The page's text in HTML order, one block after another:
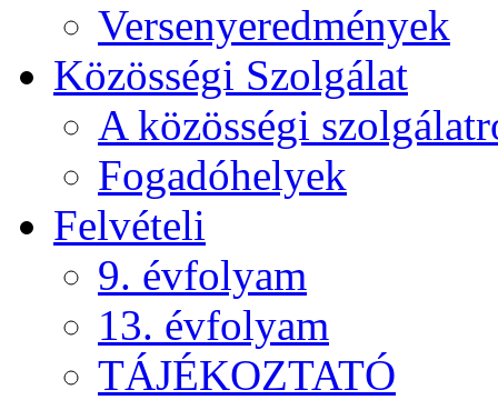
Versenyeredmények
Közösségi Szolgálat
A közösségi
Fogadóhelyek
Felvételi
9. évfolyam
13. évfolyam
TÁJÉKOZTATÓ